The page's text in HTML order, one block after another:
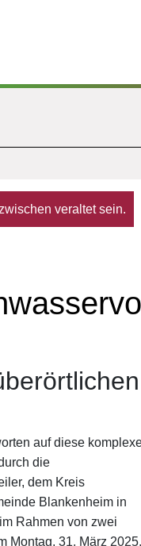
veraltet sein.
auf diese
die
dem Kreis
Blankenheim in
Rahmen von zwei
Montag, 31. März 2025,